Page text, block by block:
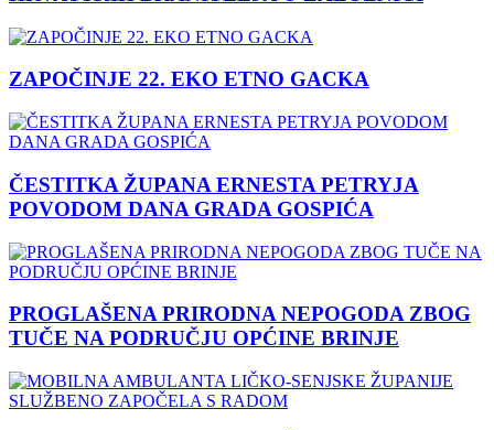
ZAPOČINJE 22. EKO ETNO GACKA
ČESTITKA ŽUPANA ERNESTA PETRYJA
POVODOM DANA GRADA GOSPIĆA
PROGLAŠENA PRIRODNA NEPOGODA ZBOG
TUČE NA PODRUČJU OPĆINE BRINJE